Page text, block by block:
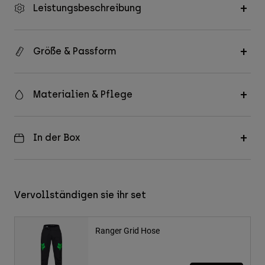
Leistungsbeschreibung
Größe & Passform
Materialien & Pflege
In der Box
Vervollständigen sie ihr set
Ranger Grid Hose